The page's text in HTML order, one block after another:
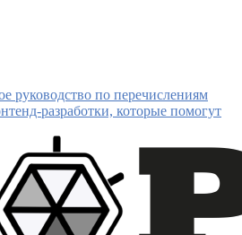
руководство по перечислениям
разработки, которые помогут